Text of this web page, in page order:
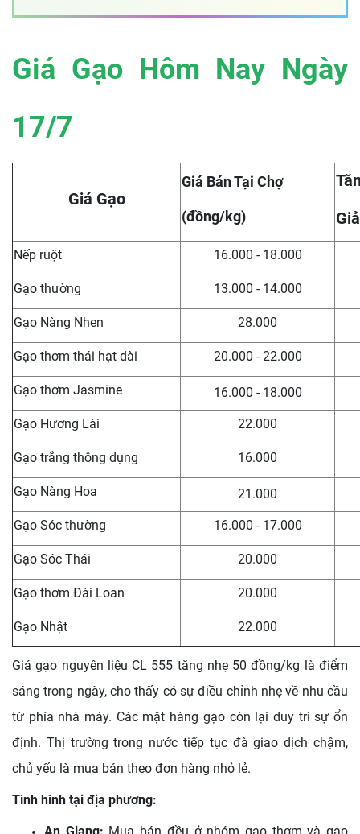
Giá Gạo Hôm Nay Ngày
17/7
Giá Gạo
Giá Bán Tại Chợ
(đồng/kg)
Nếp ruột 16.000 - 18.000
Gạo thường 13.000 - 14.000
Gạo Nàng Nhen 28.000
Gạo thơm thái hạt dài 20.000 - 22.000
Gạo thơm Jasmine 16.000 - 18.000
Gạo Hương Lài 22.000
Gạo trắng thông dụng 16.000
Gạo Nàng Hoa 21.000
Gạo Sóc thường 16.000 - 17.000
Gạo Sóc Thái 20.000
Gạo thơm Đài Loan 20.000
Gạo Nhật 22.000
Giá gạo nguyên liệu CL 555 tăng nhẹ 50 đồng/kg là điểm
sáng trong ngày, cho thấy có sự điều chỉnh nhẹ về nhu cầu
từ phía nhà máy. Các mặt hàng gạo còn lại duy trì sự ổn
định. Thị trường trong nước tiếp tục đà giao dịch chậm,
chủ yếu là mua bán theo đơn hàng nhỏ lẻ.
Tình hình tại địa phương: